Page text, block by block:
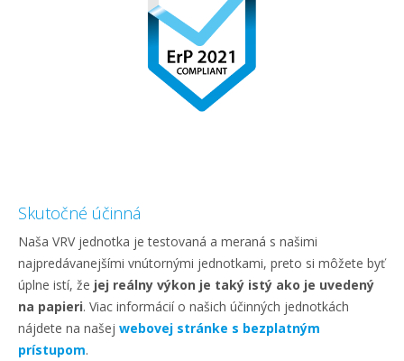
Skutočné účinná
Naša VRV jednotka je testovaná a meraná s našimi
najpredávanejšími vnútornými jednotkami, preto si môžete byť
úplne istí, že jej reálny výkon je taký istý ako je uvedený
na papieri. Viac informácií o našich účinných jednotkách
nájdete na našej webovej stránke s bezplatným
prístupom.